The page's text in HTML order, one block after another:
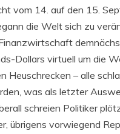
vom 14. auf den 15.
die Welt sich zu
Dollars virtuell um die
– alle
was als letzter
schreien Politiker
übrigens vorwiegend